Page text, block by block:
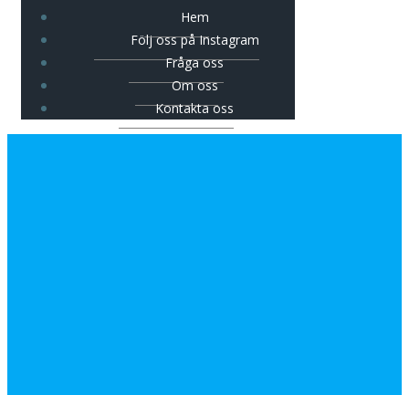
Hem
Följ oss på Instagram
Fråga oss
Om oss
Kontakta oss